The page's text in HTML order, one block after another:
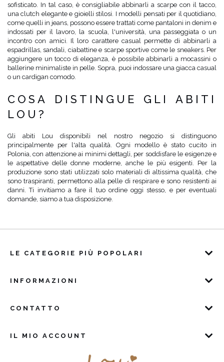
sofisticato. In tal caso, è consigliabile abbinarli a scarpe con il tacco,
una clutch elegante e gioielli stilosi. I modelli pensati per il quotidiano,
come quelli in jeans, possono essere trattati come pantaloni in denim e
indossati per il lavoro, la scuola, l'università, una passeggiata o un
incontro con amici. Il loro carattere casual permette di abbinarli a
espadrillas, sandali, ciabattine e scarpe sportive come le sneakers. Per
aggiungere un tocco di eleganza, è possibile abbinarli a mocassini o
ballerine minimaliste in pelle. Sopra, puoi indossare una giacca casual
o un cardigan comodo.
COSA DISTINGUE GLI ABITI
LOU?
Gli abiti Lou disponibili nel nostro negozio si distinguono
principalmente per l'alta qualità. Ogni modello è stato cucito in
Polonia, con attenzione ai minimi dettagli, per soddisfare le esigenze e
le aspettative delle donne moderne, anche le più esigenti. Per la
produzione sono stati utilizzati solo materiali di altissima qualità, che
sono traspiranti, permettono alla pelle di respirare e sono resistenti ai
danni. Ti invitiamo a fare il tuo ordine oggi stesso, e per eventuali
domande, siamo a tua disposizione.
LE CATEGORIE PIÙ POPOLARI
INFORMAZIONI
CONTATTO
IL MIO ACCOUNT